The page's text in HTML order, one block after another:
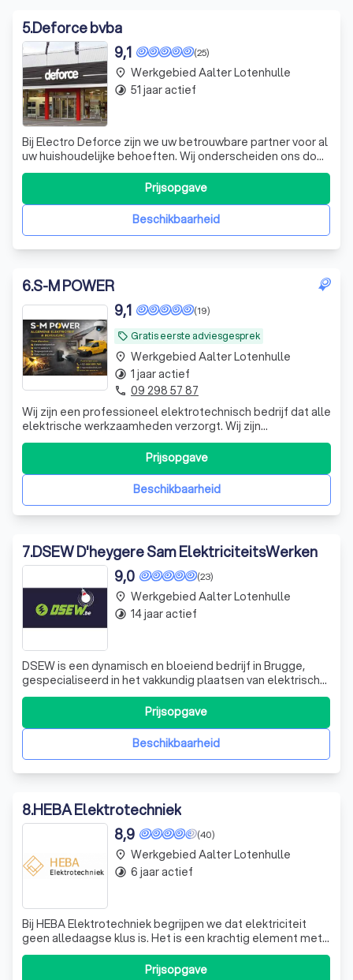
5.Deforce bvba
(25)
9,1
Bij Electro Deforce zijn we uw betrouwbare partner voor al
uw huishoudelijke behoeften. Wij onderscheiden ons door
onze expertise in het adviseren van de perfecte
vaatwasser, wijnkoeler of diepvries voor uw huis. Of u nu
op zoek bent naar een inbouw vaatwasser, een vrijstaande
wijnkoeler of een kastBeschikbaarheid
Prijsopgave
place Werkgebied Aalter Lotenhulle
timelapse 51 jaar actief
6.S-M POWER
local_offer Gratis eerste adviesgesprek
(19)
9,1
Wij zijn een professioneel elektrotechnisch bedrijf dat alle
elektrische werkzaamheden verzorgt. Wij zijn
gespecialiseerd in elektrische installaties, CCTV-
camerasystemen, toegangscontrole en nieuwe
installaties voor zowel de commerciële als industriële
sector. Betrouwbaarheid, veiligheid en kwalite
Beschikbaarheid
Prijsopgave
place Werkgebied Aalter Lotenhulle
timelapse 1 jaar actief
phone 09 298 57 87
7.DSEW D'heygere Sam ElektriciteitsWerken
(23)
9,0
DSEW is een dynamisch en bloeiend bedrijf in Brugge,
gespecialiseerd in het vakkundig plaatsen van elektrische
installaties. Of het nu gaat om kleine of grote
elektriciteitswerken, domotica, renovatie- of
nieuwbouwprojecten, wij zorgen voor een naadloze
uitvoering. Onze expertise strekt zich uit tot
Beschikbaarheid
Prijsopgave
place Werkgebied Aalter Lotenhulle
timelapse 14 jaar actief
8.HEBA Elektrotechniek
(40)
8,9
Bij HEBA Elektrotechniek begrijpen we dat elektriciteit
geen alledaagse klus is. Het is een krachtig element met
een potentieel om te verwonden of zelfs te doden.
Daarom raden we het sterk af om zonder voldoende
Prijsopgave
place Werkgebied Aalter Lotenhulle
timelapse 6 jaar actief